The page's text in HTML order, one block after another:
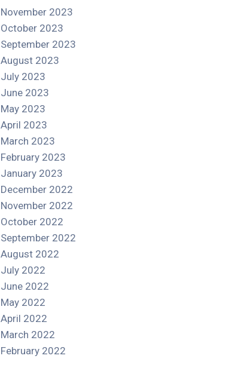
November 2023
October 2023
September 2023
August 2023
July 2023
June 2023
May 2023
April 2023
March 2023
February 2023
January 2023
December 2022
November 2022
October 2022
September 2022
August 2022
July 2022
June 2022
May 2022
April 2022
March 2022
February 2022